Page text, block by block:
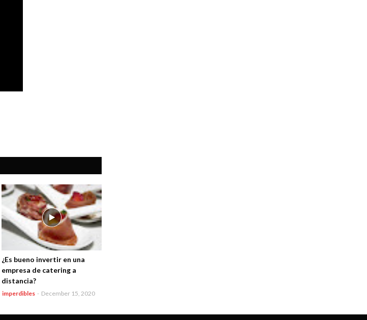
¿Es bueno invertir en una
empresa de catering a
distancia?
imperdibles - December 15, 2020